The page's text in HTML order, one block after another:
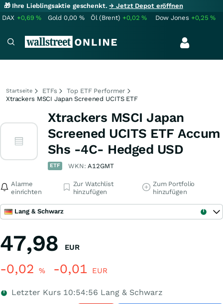
🎁 Ihre Lieblingsaktie geschenkt.→ Jetzt Depot eröffnen
DAX +0,69% Gold 0,00 % Öl (Brent) +0,02% Dow Jones +0,25%
Startseite ETFs
Top ETF Performer
Xtrackers MSCI Japan Screened UCITS ETF
Xtrackers MSCI Japan
Screened UCITS ETF Accum
Shs -4C- Hedged USD
ETF WKN:A12GMT
Alarme
einrichten
Zur Watchlist
hinzufügen
Zum Portfolio
hinzufügen
Lang & Schwarz
47,98 EUR
-0,02 % -0,01 EUR
Letzter Kurs 10:54:56 Lang & Schwarz